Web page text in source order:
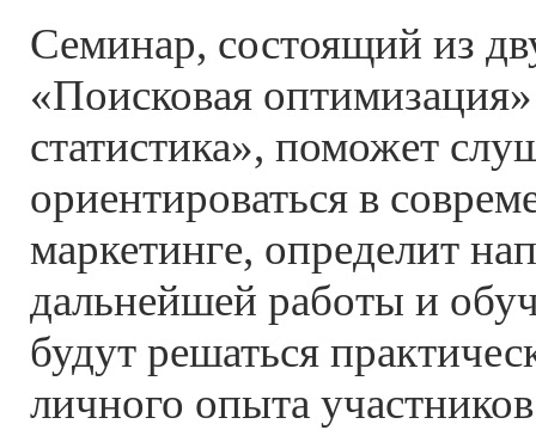
Семинар, состоящий из
«Поисковая
статистика», поможет
ориентироваться в
маркетинге, определит
дальнейшей работы и
будут решаться
личного опыта